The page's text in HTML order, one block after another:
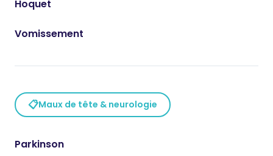
Hoquet
Vomissement
📋Maux de tête & neurologie
Parkinson